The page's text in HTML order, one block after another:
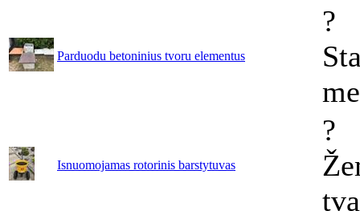
Parduodu betoninius tvoru elementus
?
Isnuomojamas rotorinis barstytuvas
?